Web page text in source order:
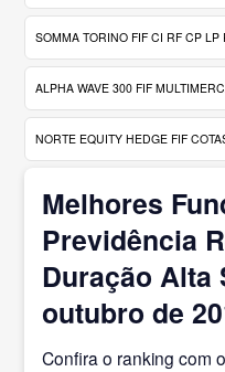
SOMMA TORINO FIF CI RF CP LP
ALPHA WAVE 300 FIF
NORTE EQUITY HEDGE FIF COTAS
Melhores
Previdência
Duração Alta
outubro de
Confira o ranking com